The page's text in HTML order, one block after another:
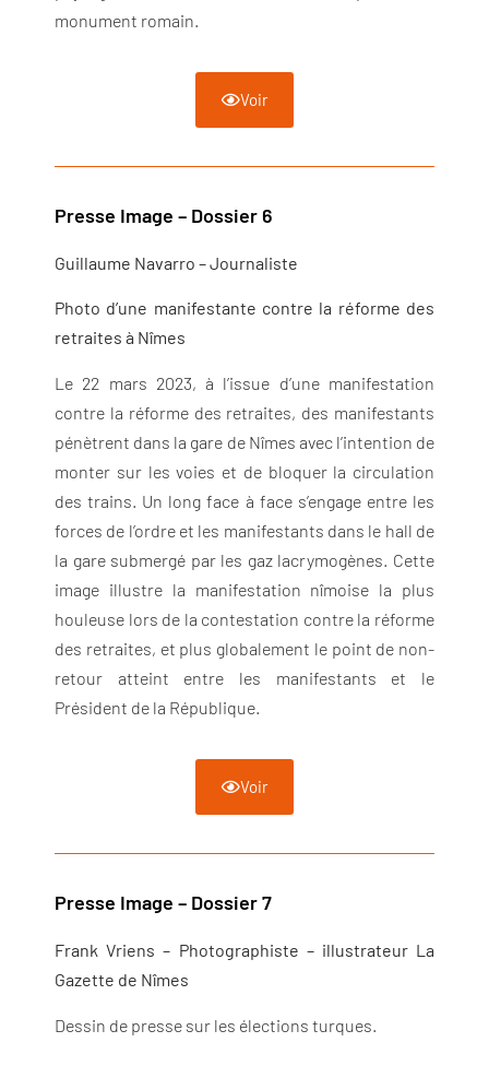
monument romain.
Voir
Presse Image – Dossier 6
Guillaume Navarro – Journaliste
Photo d’une manifestante contre la réforme des
retraites à Nîmes
Le 22 mars 2023, à l’issue d’une manifestation
contre la réforme des retraites, des manifestants
pénètrent dans la gare de Nîmes avec l’intention de
monter sur les voies et de bloquer la circulation
des trains. Un long face à face s’engage entre les
forces de l’ordre et les manifestants dans le hall de
la gare submergé par les gaz lacrymogènes. Cette
image illustre la manifestation nîmoise la plus
houleuse lors de la contestation contre la réforme
des retraites, et plus globalement le point de non-
retour atteint entre les manifestants et le
Président de la République.
Voir
Presse Image – Dossier 7
Frank Vriens – Photographiste – illustrateur La
Gazette de Nîmes
Dessin de presse sur les élections turques.